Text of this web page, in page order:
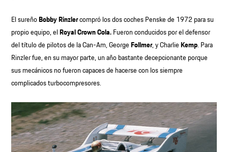
El sureñoBobby Rinzlercompró los dos coches Penske de 1972 para su
propio equipo, elRoyal Crown Cola.Fueron conducidos por el defensor
del título de pilotos de la Can-Am, GeorgeFollmer, y CharlieKemp. Para
Rinzler fue, en su mayor parte, un año bastante decepcionante porque
sus mecánicos no fueron capaces de hacerse con los siempre
complicados turbocompresores.